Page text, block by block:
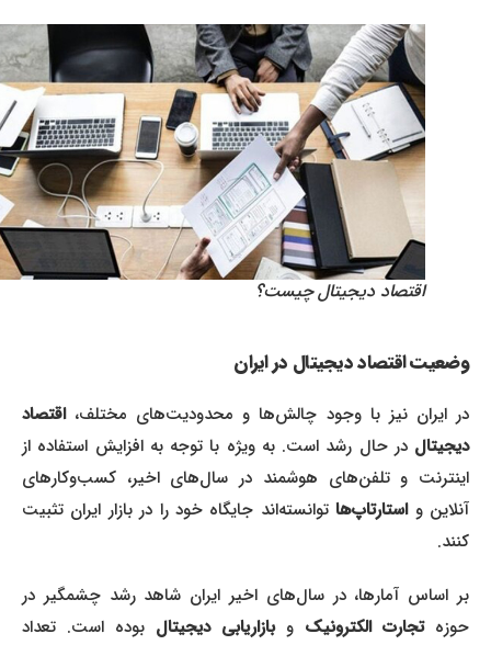
اقتصاد دیجیتال چیست؟
وضعیت اقتصاد دیجیتال در ایران
در ایران نیز با وجود چالش‌ها و محدودیت‌های مختلف،اقتصاد
دیجیتالدر حال رشد است. به ویژه با توجه به افزایش استفاده از
اینترنت و تلفن‌های هوشمند در سال‌های اخیر، کسب‌وکارهای
آنلاین و استارتاپ‌هاتوانسته‌اند جایگاه خود را در بازار ایران تثبیت
کنند.
بر اساس آمارها، در سال‌های اخیر ایران شاهد رشد چشمگیر در
حوزهتجارت الکترونیکو بازاریابی دیجیتالبوده است. تعداد